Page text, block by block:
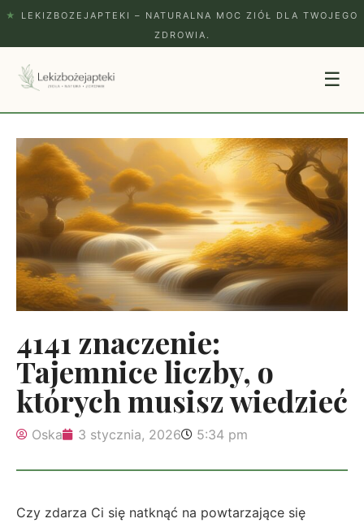
★
LEKIZBOZEJAPTEKI – NATURALNA MOC ZIÓŁ DLA TWOJEGO
ZDROWIA.
☰
4141 znaczenie:
Tajemnice liczby, o
których musisz wiedzieć
Oska 3 stycznia, 2026 5:34 pm
Czy zdarza Ci się natknąć na powtarzające się